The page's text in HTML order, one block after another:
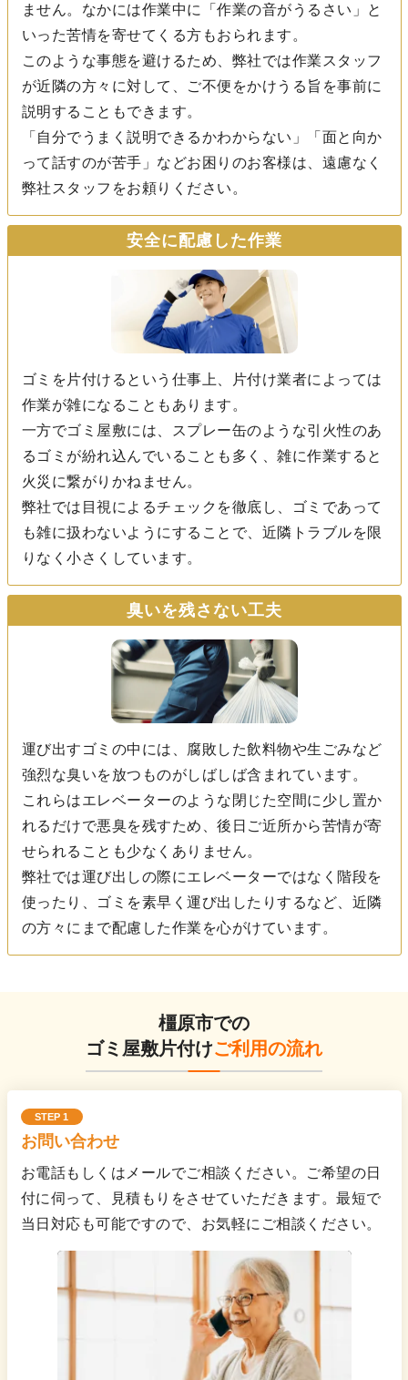
ません。なかには作業中に「作業の音がうるさい」と
いった苦情を寄せてくる方もおられます。
このような事態を避けるため、弊社では作業スタッフ
が近隣の方々に対して、ご不便をかけうる旨を事前に
説明することもできます。
「自分でうまく説明できるかわからない」「面と向か
って話すのが苦手」などお困りのお客様は、遠慮なく
弊社スタッフをお頼りください。
安全に配慮した作業
ゴミを片付けるという仕事上、片付け業者によっては
作業が雑になることもあります。
一方でゴミ屋敷には、スプレー缶のような引火性のあ
るゴミが紛れ込んでいることも多く、雑に作業すると
火災に繋がりかねません。
弊社では目視によるチェックを徹底し、ゴミであって
も雑に扱わないようにすることで、近隣トラブルを限
りなく小さくしています。
臭いを残さない工夫
運び出すゴミの中には、腐敗した飲料物や生ごみなど
強烈な臭いを放つものがしばしば含まれています。
これらはエレベーターのような閉じた空間に少し置か
れるだけで悪臭を残すため、後日ご近所から苦情が寄
せられることも少なくありません。
弊社では運び出しの際にエレベーターではなく階段を
使ったり、ゴミを素早く運び出したりするなど、近隣
の方々にまで配慮した作業を心がけています。
橿原市での
ゴミ屋敷片付けご利用の流れ
STEP 1
お問い合わせ
お電話もしくはメールでご相談ください。ご希望の日
付に伺って、見積もりをさせていただきます。最短で
当日対応も可能ですので、お気軽にご相談ください。